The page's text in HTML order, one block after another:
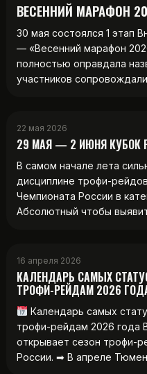
ВЕСЕННИЙ МАРАФОН
30 мая состоялся 1 этап
— «Весенний марафон
полностью оправдала
участников
22 мая 2026
29 МАЯ — 2 ИЮНЯ КУБОК
В самом начале лета
дисциплине трофи-
Чемпионата России в
Абсолютный чтобы
16 апреля 2026
КАЛЕНДАРЬ САМЫХ
ТРОФИ-РЕЙДАМ 2026
Календарь самых
трофи-рейдам 2026 года
открывает сезон трофи-
России. ➡ В апреле